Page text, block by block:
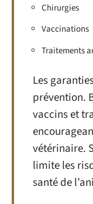
Chirurgies
Vaccinations
Traitements
Les
prévention.
vaccins et
vétérinaire.
limite les
santé de